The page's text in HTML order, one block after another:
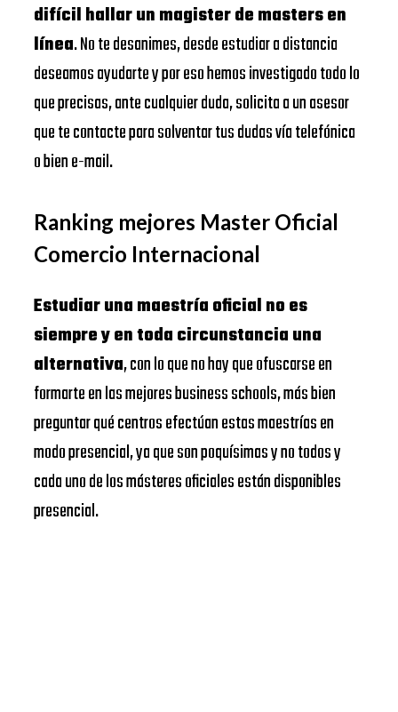
difícil hallar un magister de masters en
línea. No te desanimes, desde estudiar a distancia
deseamos ayudarte y por eso hemos investigado todo lo
que precisas, ante cualquier duda, solicita a un asesor
que te contacte para solventar tus dudas vía telefónica
o bien e-mail.
Ranking mejores Master Oficial
Comercio Internacional
Estudiar una maestría oficial no es
siempre y en toda circunstancia una
alternativa, con lo que no hay que ofuscarse en
formarte en las mejores business schools, más bien
preguntar qué centros efectúan estas maestrías en
modo presencial, ya que son poquísimas y no todos y
cada uno de los másteres oficiales están disponibles
presencial.